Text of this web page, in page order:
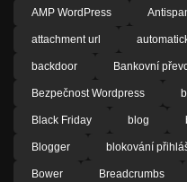
AMP WordPress
attachment url
backdoor Bankovní
Bezpečnost Wordpress
Black Friday blog
Blogger blokování
Bower Breadcrumbs